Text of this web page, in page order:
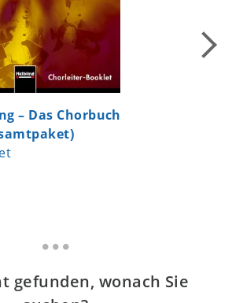
– Das Chorbuch
gefunden, wonach Sie